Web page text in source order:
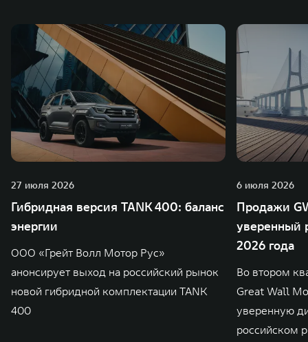
27 июля 2026
Гибридная версия TANK 400: баланс
энергии
ООО «Грейт Волл Мотор Рус»
анонсирует выход на российский рынок
новой гибридной комплектации TANK
400
6 июля 2026
Продажи
уверенный
2026 года
Во втором
Great Wall
уверенную
российском